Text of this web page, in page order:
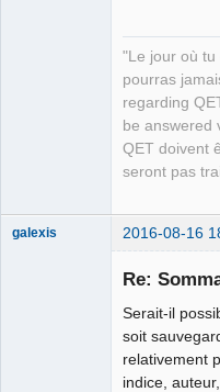
"Le jour où tu
pourras
regarding
be answered
QET doivent
seront pas
galexis 2016-08-16
Re:
Serait-il
soit
relativement
indice,